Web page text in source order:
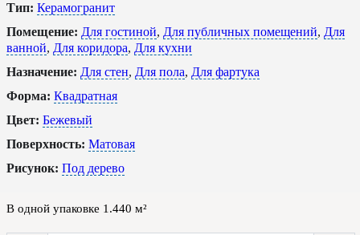
Тип: Керамогранит
Помещение: Для гостиной, Для публичных помещений, Для
ванной, Для коридора, Для кухни
Назначение: Для стен, Для пола, Для фартука
Форма: Квадратная
Цвет: Бежевый
Поверхность: Матовая
Рисунок: Под дерево
В одной упаковке 1.440 м²